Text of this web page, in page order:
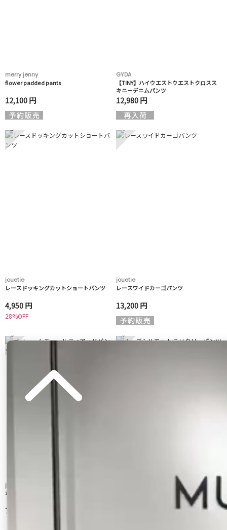
merry jenny
flower padded pants
12,100 円
GYDA
【TINY】ハイウエストウエストクロスス
キニーデニムパンツ
12,980 円
3
jouetie
レースドッキングカットショートパンツ
4,950 円
28%OFF
4
jouetie
レースワイドカーゴパンツ
13,200 円
5
jouetie
ボリュームチュールティアードパンツ
7,920 円
6
ルーズシルエットミリタリーパンツ